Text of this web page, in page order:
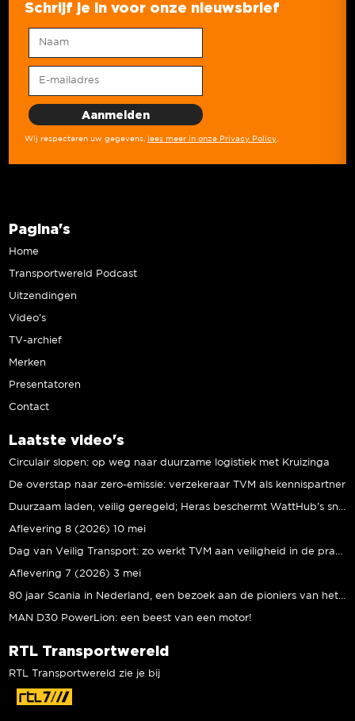
Schrijf je in voor onze nieuwsbrief
Wij respecteren uw gegevens, lees meer in onze Privacy Policy.
Pagina's
Home
Transportwereld Podcast
Uitzendingen
Video’s
TV-archief
Merken
Presentatoren
Contact
Laatste video's
Circulair slopen: op weg naar duurzame logistiek met Kruizinga
De overstap naar zero-emissie: verzekeraar TVM als kennispartner
Duurzaam laden, veilig geregeld; Heras beschermt WattHub’s snellaadplein
Aflevering 8 (2026) 10 mei
Dag van Veilig Transport: zo werkt TVM aan veiligheid in de praktijk
Aflevering 7 (2026) 3 mei
80 jaar Scania in Nederland, een bezoek aan de pioniers van het eerste uur
MAN D30 PowerLion: een beest van een motor!
RTL Transportwereld
RTL Transportwereld zie je bij